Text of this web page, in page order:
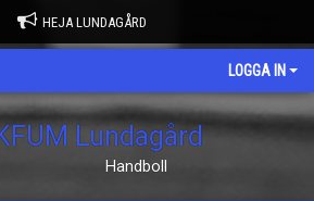
HEJA LUNDAGÅRD
LOGGA IN
Lundagård
Handboll